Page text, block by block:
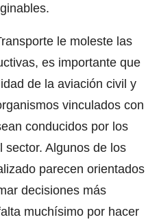
le moleste las
es importante que
de la aviación civil y
vinculados con
conducidos por los
sector. Algunos de los
parecen orientados
decisiones más
muchísimo por hacer